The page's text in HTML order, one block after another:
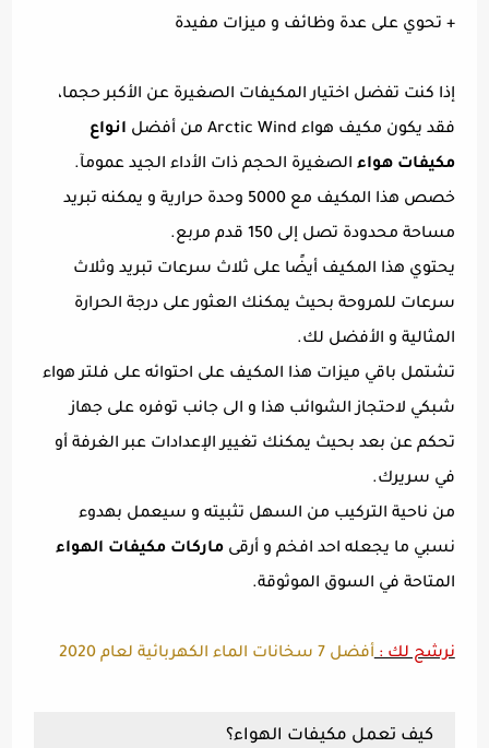
+ تحوي على عدة وظائف و ميزات مفيدة
إذا كنت تفضل اختيار المكيفات الصغيرة عن الأكبر حجما،
فقد يكون مكيف هواء Arctic Wind من أفضل
انواع
مكيفات هواء الصغيرة الحجم ذات الأداء الجيد عمومآ.
خصص هذا المكيف مع 5000 وحدة حرارية و يمكنه تبريد
مساحة محدودة تصل إلى 150 قدم مربع.
يحتوي هذا المكيف أيضًا على ثلاث سرعات تبريد وثلاث
سرعات للمروحة بحيث يمكنك العثور على درجة الحرارة
المثالية و الأفضل لك.
تشتمل باقي ميزات هذا المكيف على احتوائه على فلتر هواء
شبكي لاحتجاز الشوائب هذا و الى جانب توفره على جهاز
تحكم عن بعد بحيث يمكنك تغيير الإعدادات عبر الغرفة أو
في سريرك.
من ناحية التركيب من السهل تثبيته و سيعمل بهدوء
نسبي ما يجعله احد افخم و أرقىماركات مكيفات الهواء
المتاحة في السوق الموثوقة.
نرشح لك :أفضل 7 سخانات الماء الكهربائية لعام 2020
كيف تعمل مكيفات الهواء؟